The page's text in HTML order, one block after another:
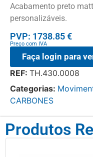
Acabamento preto
personalizáveis.
PVP: 1738.85 €
Preço com IVA
Faça login para
REF: TH.430.0008
Categorias:
CARBONES
Produtos